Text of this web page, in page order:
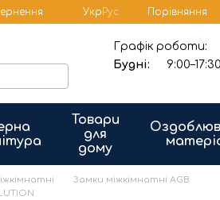
Укр Рус Порівняння
Графік роботи:
Будні:
9:00–17:30
Товари
для
дому
Замки міжкімнатні AGB